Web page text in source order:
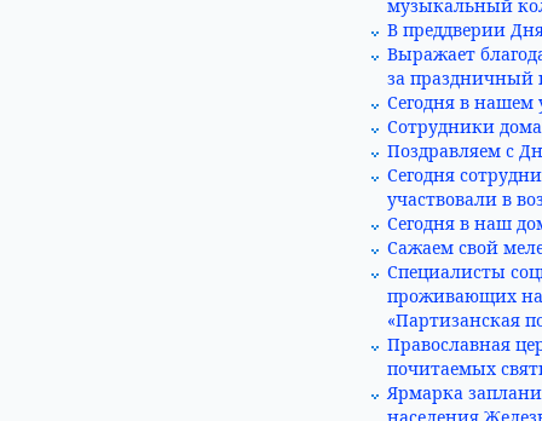
музыкальный
В преддверии
Выражает
за праздничный
Сегодня в
Сотрудники
Поздравляем с
Сегодня
участвовали в
Сегодня в наш
Сажаем свой
Специалисты
проживающих
«Партизанская
Православная
почитаемых
Ярмарка